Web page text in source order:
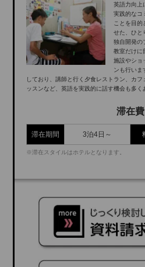
英語力向上
実践的なコ
ことを目的
せた、ひと
独自開発の
教室だけに
施設やショ
ンも行いま
しており、講師と行く夕食レストラン、カ
ッスンなど、英語を実践的に話す機会も多く
滞在費
滞在期間 3泊4日～
※滞在スタイルはホテルとなります。